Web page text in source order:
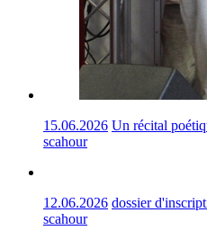
15.06.2026 Un récital
scahour
12.06.2026 dossier
scahour